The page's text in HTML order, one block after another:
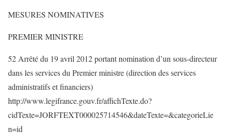
MESURES NOMINATIVES
PREMIER MINISTRE
52 Arrêté du 19 avril 2012 portant nomination d’un sous-directeur
dans les services du Premier ministre (direction des services
administratifs et financiers)
http://www.legifrance.gouv.fr/affichTexte.do?
cidTexte=JORFTEXT000025714546&dateTexte=&categorieLie
n=id